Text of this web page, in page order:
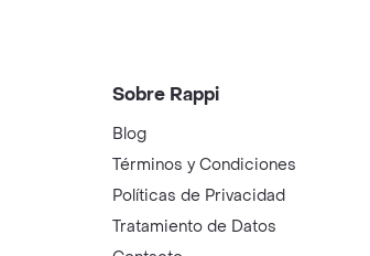
Sobre Rappi
Blog
Términos y Condiciones
Políticas de Privacidad
Tratamiento de Datos